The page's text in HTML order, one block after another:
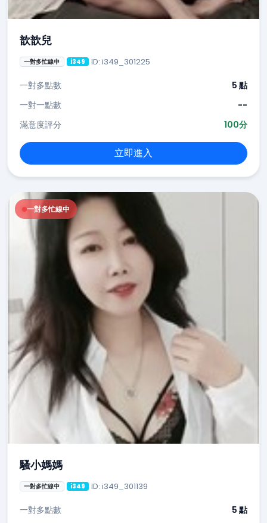
歆歆兒
一對多忙線中 i349 ID: i349_301225
一對多點數
5 點
一對一點數
--
滿意度評分
100分
立即進入
一對多忙線中
騷小媽媽
一對多忙線中 i349 ID: i349_301139
一對多點數 5 點